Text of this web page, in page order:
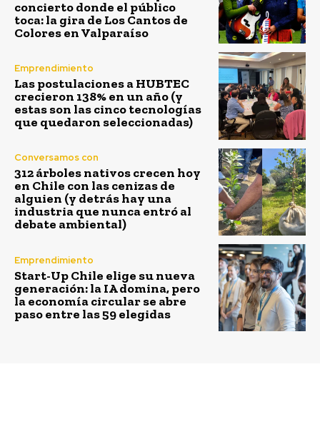
concierto donde el público
toca: la gira de Los Cantos de
Colores en Valparaíso
Emprendimiento
Las postulaciones a HUBTEC
crecieron 138% en un año (y
estas son las cinco tecnologías
que quedaron seleccionadas)
Conversamos con
312 árboles nativos crecen hoy
en Chile con las cenizas de
alguien (y detrás hay una
industria que nunca entró al
debate ambiental)
Emprendimiento
Start-Up Chile elige su nueva
generación: la IA domina, pero
la economía circular se abre
paso entre las 59 elegidas